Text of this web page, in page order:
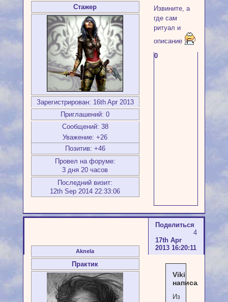
Стажер
Зарегистрирован: 16th Apr 2013
Приглашений: 0
Сообщений: 38
Уважение: +26
Позитив: +46
Провел на форуме:
3 дня 20 часов
Последний визит:
12th Sep 2014 22:33:06
Извините, а
где сам
ритуал и
описание
0
Поделиться
4
17th Apr
2013 16:20:11
Aknela
Практик
Viki
написал(а):
Извините,